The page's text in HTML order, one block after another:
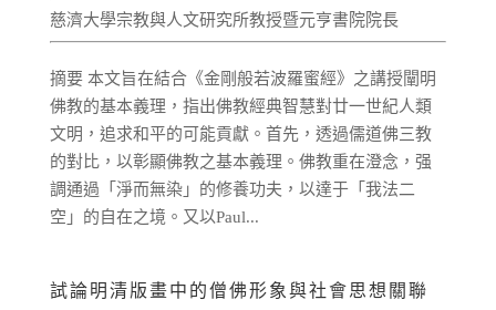
慈濟大學宗教與人文研究所教授暨元亨書院院長
摘要 本文旨在結合《金剛般若波羅蜜經》之講授闡明
佛教的基本義理，指出佛教經典智慧對廿一世紀人類
文明，追求和平的可能貢獻。首先，透過儒道佛三教
的對比，以彰顯佛教之基本義理。佛教重在澄念，强
調通過「淨而無染」的修養功夫，以達于「我法二
空」的自在之境。又以Paul...
試論明清版畫中的僧佛形象與社會思想關聯